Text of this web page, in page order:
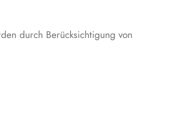
durch Berücksichtigung von